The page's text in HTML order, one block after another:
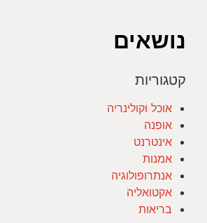
נושאים
קטגוריות
אוכל וקולינריה
אופנה
אינטרנט
אמנות
אנתרופולוגיה
אקטואליה
בריאות